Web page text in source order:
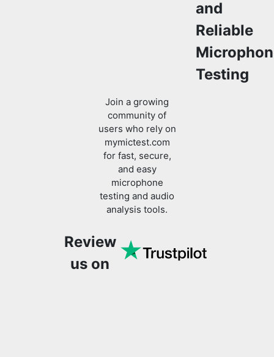
and
Reliable
Testing
Join a growing
community of
users who rely on
mymictest.com
for fast, secure,
and easy
microphone
testing and audio
analysis tools.
Review
us on